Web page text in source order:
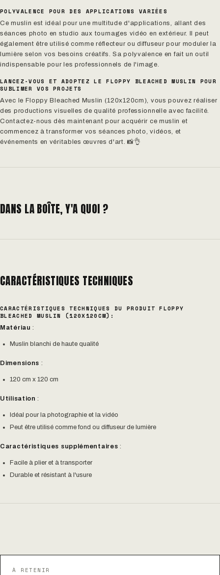
POLYVALENCE POUR DES APPLICATIONS VARIÉES
Ce muslin est idéal pour une multitude d'applications, allant des
séances photo en studio aux tournages vidéo en extérieur. Il peut
également être utilisé comme réflecteur ou diffuseur pour moduler la
lumière selon vos besoins créatifs. Sa polyvalence en fait un outil
indispensable pour les professionnels de l'image.
LANCEZ-VOUS ET ADOPTEZ LE FLOPPY BLEACHED MUSLIN POUR
SUBLIMER VOS PROJETS
Avec le Floppy Bleached Muslin (120x120cm), vous pouvez réaliser
des productions visuelles de qualité professionnelle avec facilité.
Contactez-nous dès maintenant pour acquérir ce muslin et
commencez à transformer vos séances photo, vidéos, et
événements en véritables œuvres d'art. 📸👌
DANS LA BOÎTE, Y'A QUOI ?
CARACTÉRISTIQUES TECHNIQUES
CARACTÉRISTIQUES TECHNIQUES DU PRODUIT FLOPPY
BLEACHED MUSLIN (120X120CM):
Matériau :
Muslin blanchi de haute qualité
Dimensions :
120 cm x 120 cm
Utilisation :
Idéal pour la photographie et la vidéo
Peut être utilisé comme fond ou diffuseur de lumière
Caractéristiques supplémentaires :
Facile à plier et à transporter
Durable et résistant à l'usure
À RETENIR